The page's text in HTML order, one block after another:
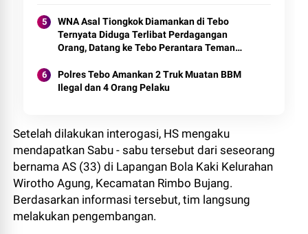
WNA Asal Tiongkok Diamankan di Tebo
Ternyata Diduga Terlibat Perdagangan
Orang, Datang ke Tebo Perantara Teman
Polres Tebo Amankan 2 Truk Muatan BBM
Ilegal dan 4 Orang Pelaku
Setelah dilakukan interogasi, HS mengaku
mendapatkan Sabu - sabu tersebut dari seseorang
bernama AS (33) di Lapangan Bola Kaki Kelurahan
Wirotho Agung, Kecamatan Rimbo Bujang.
Berdasarkan informasi tersebut, tim langsung
melakukan pengembangan.